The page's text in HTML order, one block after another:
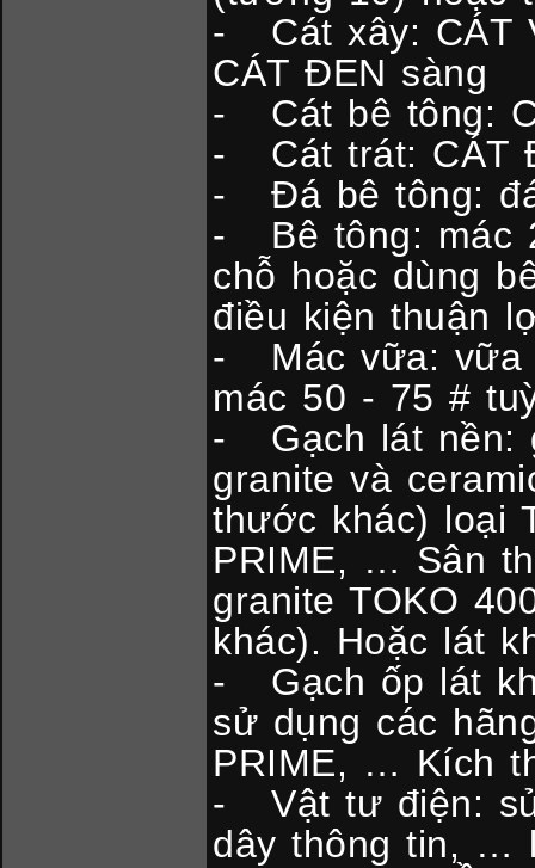
- Cát xây: CÁT
CÁT ĐEN sàng
- Cát bê tông:
- Cát trát: CÁT
- Đá bê tông:
- Bê tông: mác
chỗ hoặc dùng
điều kiện thuận
- Mác vữa: vữa
mác 50 - 75 #
- Gạch lát nền:
granite và
thước khác) loại
PRIME, … Sân
granite TOKO
khác). Hoặc lát
- Gạch ốp lát
sử dụng các
PRIME, … Kích
- Vật tư điện: sử
dây thông tin, …